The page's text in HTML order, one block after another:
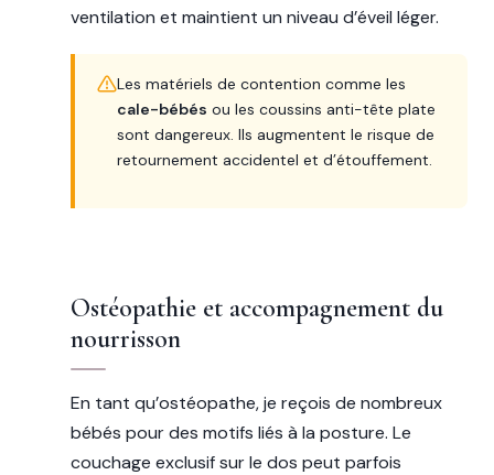
ventilation et maintient un niveau d’éveil léger.
Les matériels de contention comme les
cale-bébés ou les coussins anti-tête plate
sont dangereux. Ils augmentent le risque de
retournement accidentel et d’étouffement.
Ostéopathie et accompagnement du
nourrisson
En tant qu’ostéopathe, je reçois de nombreux
bébés pour des motifs liés à la posture. Le
couchage exclusif sur le dos peut parfois